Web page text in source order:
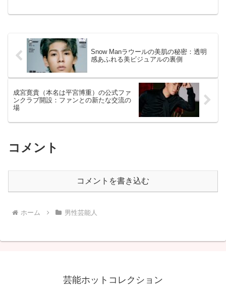
Snow Manラウールの美肌の秘密：透明
感あふれる美ビジュアルの裏側
成宮寛貴（本名は平宮博重）の公式ファ
ンクラブ開設：ファンとの新たな交流の
場
コメント
コメントを書き込む
ホーム 男性芸能人
芸能ホットコレクション